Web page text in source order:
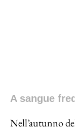
A sangue
Nell’autunno